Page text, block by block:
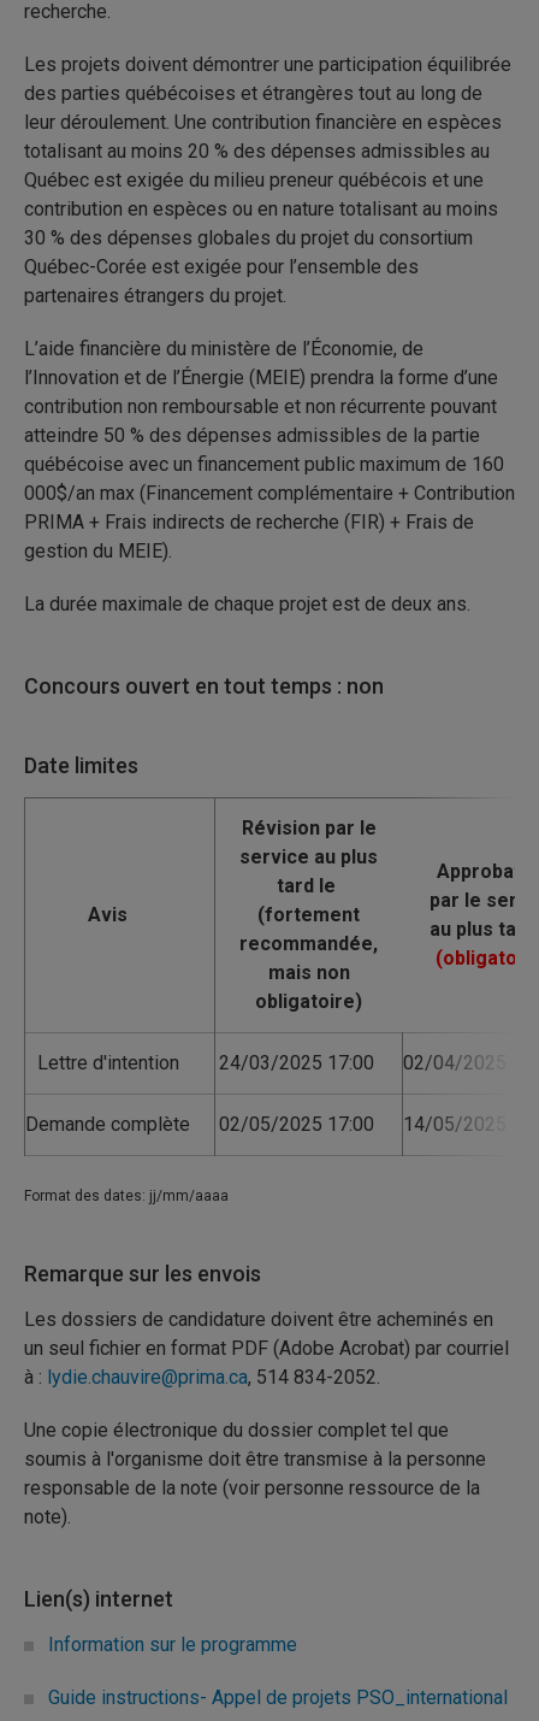
recherche.
Les projets doivent démontrer une participation équilibrée
des parties québécoises et étrangères tout au long de
leur déroulement. Une contribution financière en espèces
totalisant au moins 20 % des dépenses admissibles au
Québec est exigée du milieu preneur québécois et une
contribution en espèces ou en nature totalisant au moins
30 % des dépenses globales du projet du consortium
Québec-Corée est exigée pour l’ensemble des
partenaires étrangers du projet.
L’aide financière du ministère de l’Économie, de
l’Innovation et de l’Énergie (MEIE) prendra la forme d’une
contribution non remboursable et non récurrente pouvant
atteindre 50 % des dépenses admissibles de la partie
québécoise avec un financement public maximum de 160
000$/an max (Financement complémentaire + Contribution
PRIMA + Frais indirects de recherche (FIR) + Frais de
gestion du MEIE).
La durée maximale de chaque projet est de deux ans.
Concours ouvert en tout temps : non
Date limites
Avis
Lettre d'intention 24/03/2025 17:00 02/04/2025
Demande complète 02/05/2025 17:00 14/05/2025
Format des dates: jj/mm/aaaa
Remarque sur les envois
Les dossiers de candidature doivent être acheminés en
un seul fichier en format PDF (Adobe Acrobat) par courriel
à : lydie.chauvire@prima.ca, 514 834-2052.
Une copie électronique du dossier complet tel que
soumis à l'organisme doit être transmise à la personne
responsable de la note (voir personne ressource de la
note).
Lien(s) internet
Information sur le programme
Guide instructions- Appel de projets PSO_international